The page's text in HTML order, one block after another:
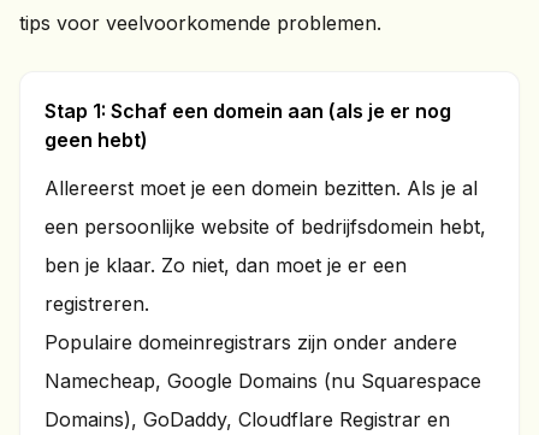
tips voor veelvoorkomende problemen.
Stap 1: Schaf een domein aan (als je er nog
geen hebt)
Allereerst moet je een domein bezitten. Als je al
een persoonlijke website of bedrijfsdomein hebt,
ben je klaar. Zo niet, dan moet je er een
registreren.
Populaire domeinregistrars zijn onder andere
Namecheap, Google Domains (nu Squarespace
Domains), GoDaddy, Cloudflare Registrar en